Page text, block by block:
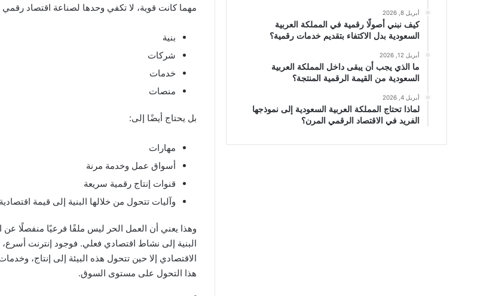
مهما كانت قوية، لا تكفي وحدها لصناعة اقتصاد
بنية
شركات
خدمات
منصات
بل يحتاج أيضًا إلى:
مهارات
أسواق عمل وخدمة مرنة
قنوات إنتاج رقمية سريعة
وآليات تتحول من خلالها البنية إلى قيمة
وهذا يعني أن العمل الحر ليس ملفًا فرعيًا منفصلًا
البنية إلى نشاط اقتصادي فعلي. فوجود إنترنت
الاقتصادي إلا حين تتحول هذه البيئة إلى إنتاج،
هذا التحول على مستوى السوق.
أبريل 8, 2026
كيف نبني أصولًا رقمية في المملكة العربية
السعودية بدل الاكتفاء بتقديم خدمات رقمية؟
أبريل 12, 2026
ما الذي يجب أن يبقى داخل المملكة العربية
السعودية من القيمة الرقمية المنتجة؟
أبريل 4, 2026
لماذا تحتاج المملكة العربية السعودية إلى نموذجها
الفريد في الاقتصاد الرقمي المرن؟